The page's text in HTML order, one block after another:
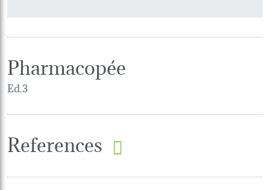
Pharmacopée
Ed.3
References